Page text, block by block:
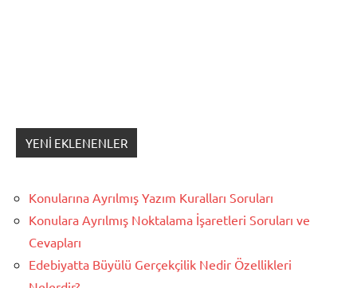
YENI EKLENENLER
Konularına Ayrılmış Yazım Kuralları Soruları
Konulara Ayrılmış Noktalama İşaretleri Soruları ve
Cevapları
Edebiyatta Büyülü Gerçekçilik Nedir Özellikleri